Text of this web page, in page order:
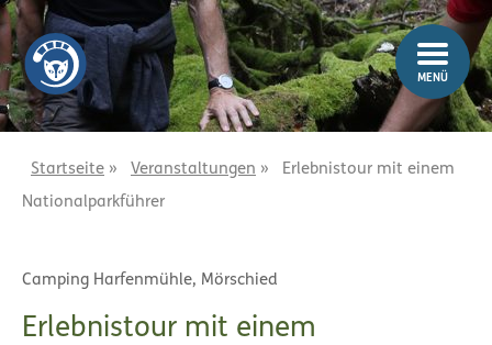
Z
u
m
I
n
Z
u
m
H
a
MENÜ
Startseite » Veranstaltungen »
Erlebnistour mit einem
Nationalparkführer
Camping Harfenmühle, Mörschied
Erlebnistour mit einem